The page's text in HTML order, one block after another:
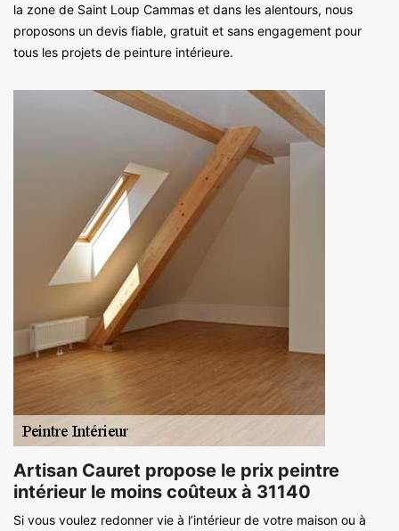
la zone de Saint Loup Cammas et dans les alentours, nous
proposons un devis fiable, gratuit et sans engagement pour
tous les projets de peinture intérieure.
Artisan Cauret propose le prix peintre
intérieur le moins coûteux à 31140
Si vous voulez redonner vie à l’intérieur de votre maison ou à